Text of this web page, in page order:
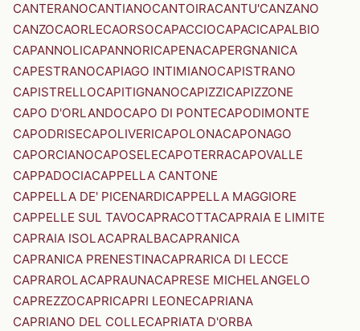
CANTERANOCANTIANOCANTOIRACANTU'CANZANO
CANZOCAORLECAORSOCAPACCIOCAPACICAPALBIO
CAPANNOLICAPANNORICAPENACAPERGNANICA
CAPESTRANOCAPIAGO INTIMIANOCAPISTRANO
CAPISTRELLOCAPITIGNANOCAPIZZICAPIZZONE
CAPO D'ORLANDOCAPO DI PONTECAPODIMONTE
CAPODRISECAPOLIVERICAPOLONACAPONAGO
CAPORCIANOCAPOSELECAPOTERRACAPOVALLE
CAPPADOCIACAPPELLA CANTONE
CAPPELLA DE' PICENARDICAPPELLA MAGGIORE
CAPPELLE SUL TAVOCAPRACOTTACAPRAIA E LIMITE
CAPRAIA ISOLACAPRALBACAPRANICA
CAPRANICA PRENESTINACAPRARICA DI LECCE
CAPRAROLACAPRAUNACAPRESE MICHELANGELO
CAPREZZOCAPRICAPRI LEONECAPRIANA
CAPRIANO DEL COLLECAPRIATA D'ORBA